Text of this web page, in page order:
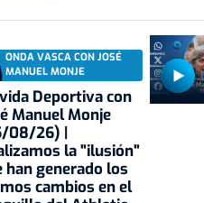
ONDA VASCA CON JOSÉ
MANUEL MONJE
Deportiva con
Manuel Monje
08/26) |
la "ilusión"
han generado los
cambios en el